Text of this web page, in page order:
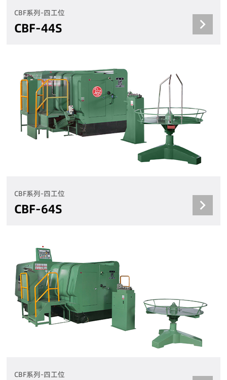
CBF系列-四工位
CBF-44S
CBF系列-四工位
CBF-64S
CBF系列-四工位